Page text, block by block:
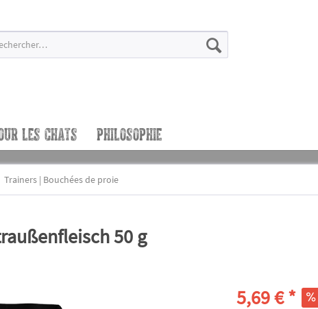
LES CHATS PHILOSOPHIE
Trainers | Bouchées de proie
50 g
5,69 € *